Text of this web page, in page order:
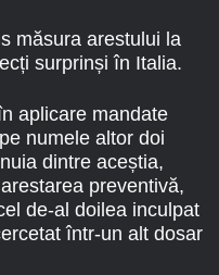
măsura arestului la
surprinși în Italia.
aplicare mandate
numele altor doi
dintre aceștia,
preventivă,
de-al doilea inculpat
într-un alt dosar